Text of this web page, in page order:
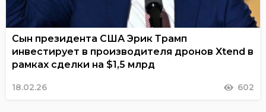
Сын президента США Эрик Трамп
инвестирует в производителя дронов Xtend в
рамках сделки на $1,5 млрд
18.02.26 602